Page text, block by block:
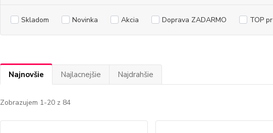
Skladom Novinka Akcia Doprava ZADARMO TOP
Najnovšie Najlacnejšie Najdrahšie
Zobrazujem 1-20 z 84